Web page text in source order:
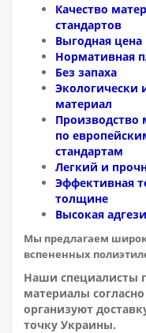
Качество
стандартов
Выгодная цена
Нормативная
Без запаха
Экологически
материал
Производство
по
стандартам
Легкий и
Эффективная
толщине
Высокая
Мы предлагаем
вспененных
Наши специалисты
материалы
организуют
точку Украины.